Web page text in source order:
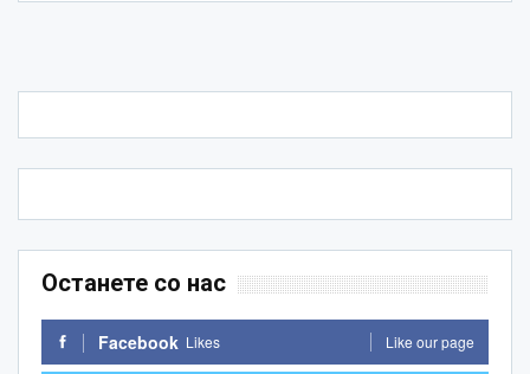
Останете со нас
Facebook Likes Like our page